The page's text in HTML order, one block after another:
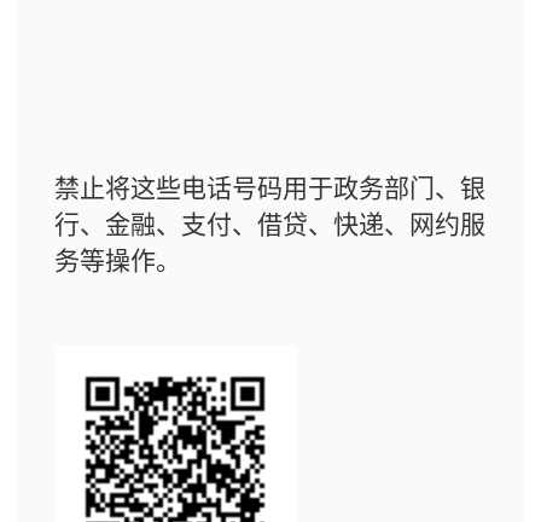
禁止将这些电话号码用于政务部门、银
行、金融、支付、借贷、快递、网约服
务等操作。